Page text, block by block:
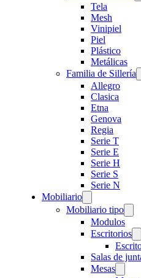
Tela
Mesh
Vinipiel
Piel
Plástico
Metálicas
Familia de Sillería
Allegro
Clasica
Etna
Genova
Regia
Serie T
Serie E
Serie H
Serie S
Serie N
Mobiliario
Mobiliario tipo
Modulos
Escritorios
Salas de
Mesas